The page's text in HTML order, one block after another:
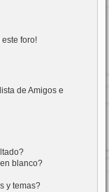
foro!
de Amigos e
blanco?
y temas?